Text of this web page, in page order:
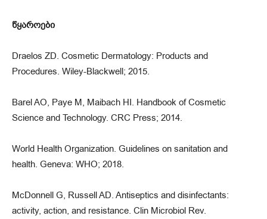
წყაროები
Draelos ZD. Cosmetic Dermatology: Products and
Procedures. Wiley-Blackwell; 2015.
Barel AO, Paye M, Maibach HI. Handbook of Cosmetic
Science and Technology. CRC Press; 2014.
World Health Organization. Guidelines on sanitation and
health. Geneva: WHO; 2018.
McDonnell G, Russell AD. Antiseptics and disinfectants:
activity, action, and resistance. Clin Microbiol Rev.